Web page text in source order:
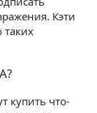
Кэти
таких
купить что-